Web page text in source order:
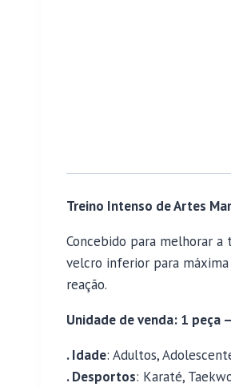
Treino Intenso de Artes
Concebido para melhorar a
velcro inferior para
reação.
Unidade de venda: 1 peça
. Idade: Adultos,
. Desportos: Karaté,